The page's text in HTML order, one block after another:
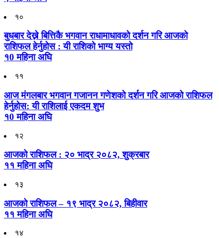
१०
बुधबार देख्ने बित्तिकै भगवान राधामाधावको दर्शन गरि आजको
राशिफल हेर्नुहोस : यी राशिको भाग्य यस्तो
१0 महिना अघि
११
आज मंगलबार भगवान गजानन गणेशको दर्शन गरि आजको राशिफल
हेर्नुहोस: यी राशिलाई एकदम शुभ
१0 महिना अघि
१२
आजको राशिफल : २० भाद्र २०८२, शुक्रबार
११ महिना अघि
१३
आजको राशिफल – १९ भाद्र २०८२, बिहीवार
११ महिना अघि
१४